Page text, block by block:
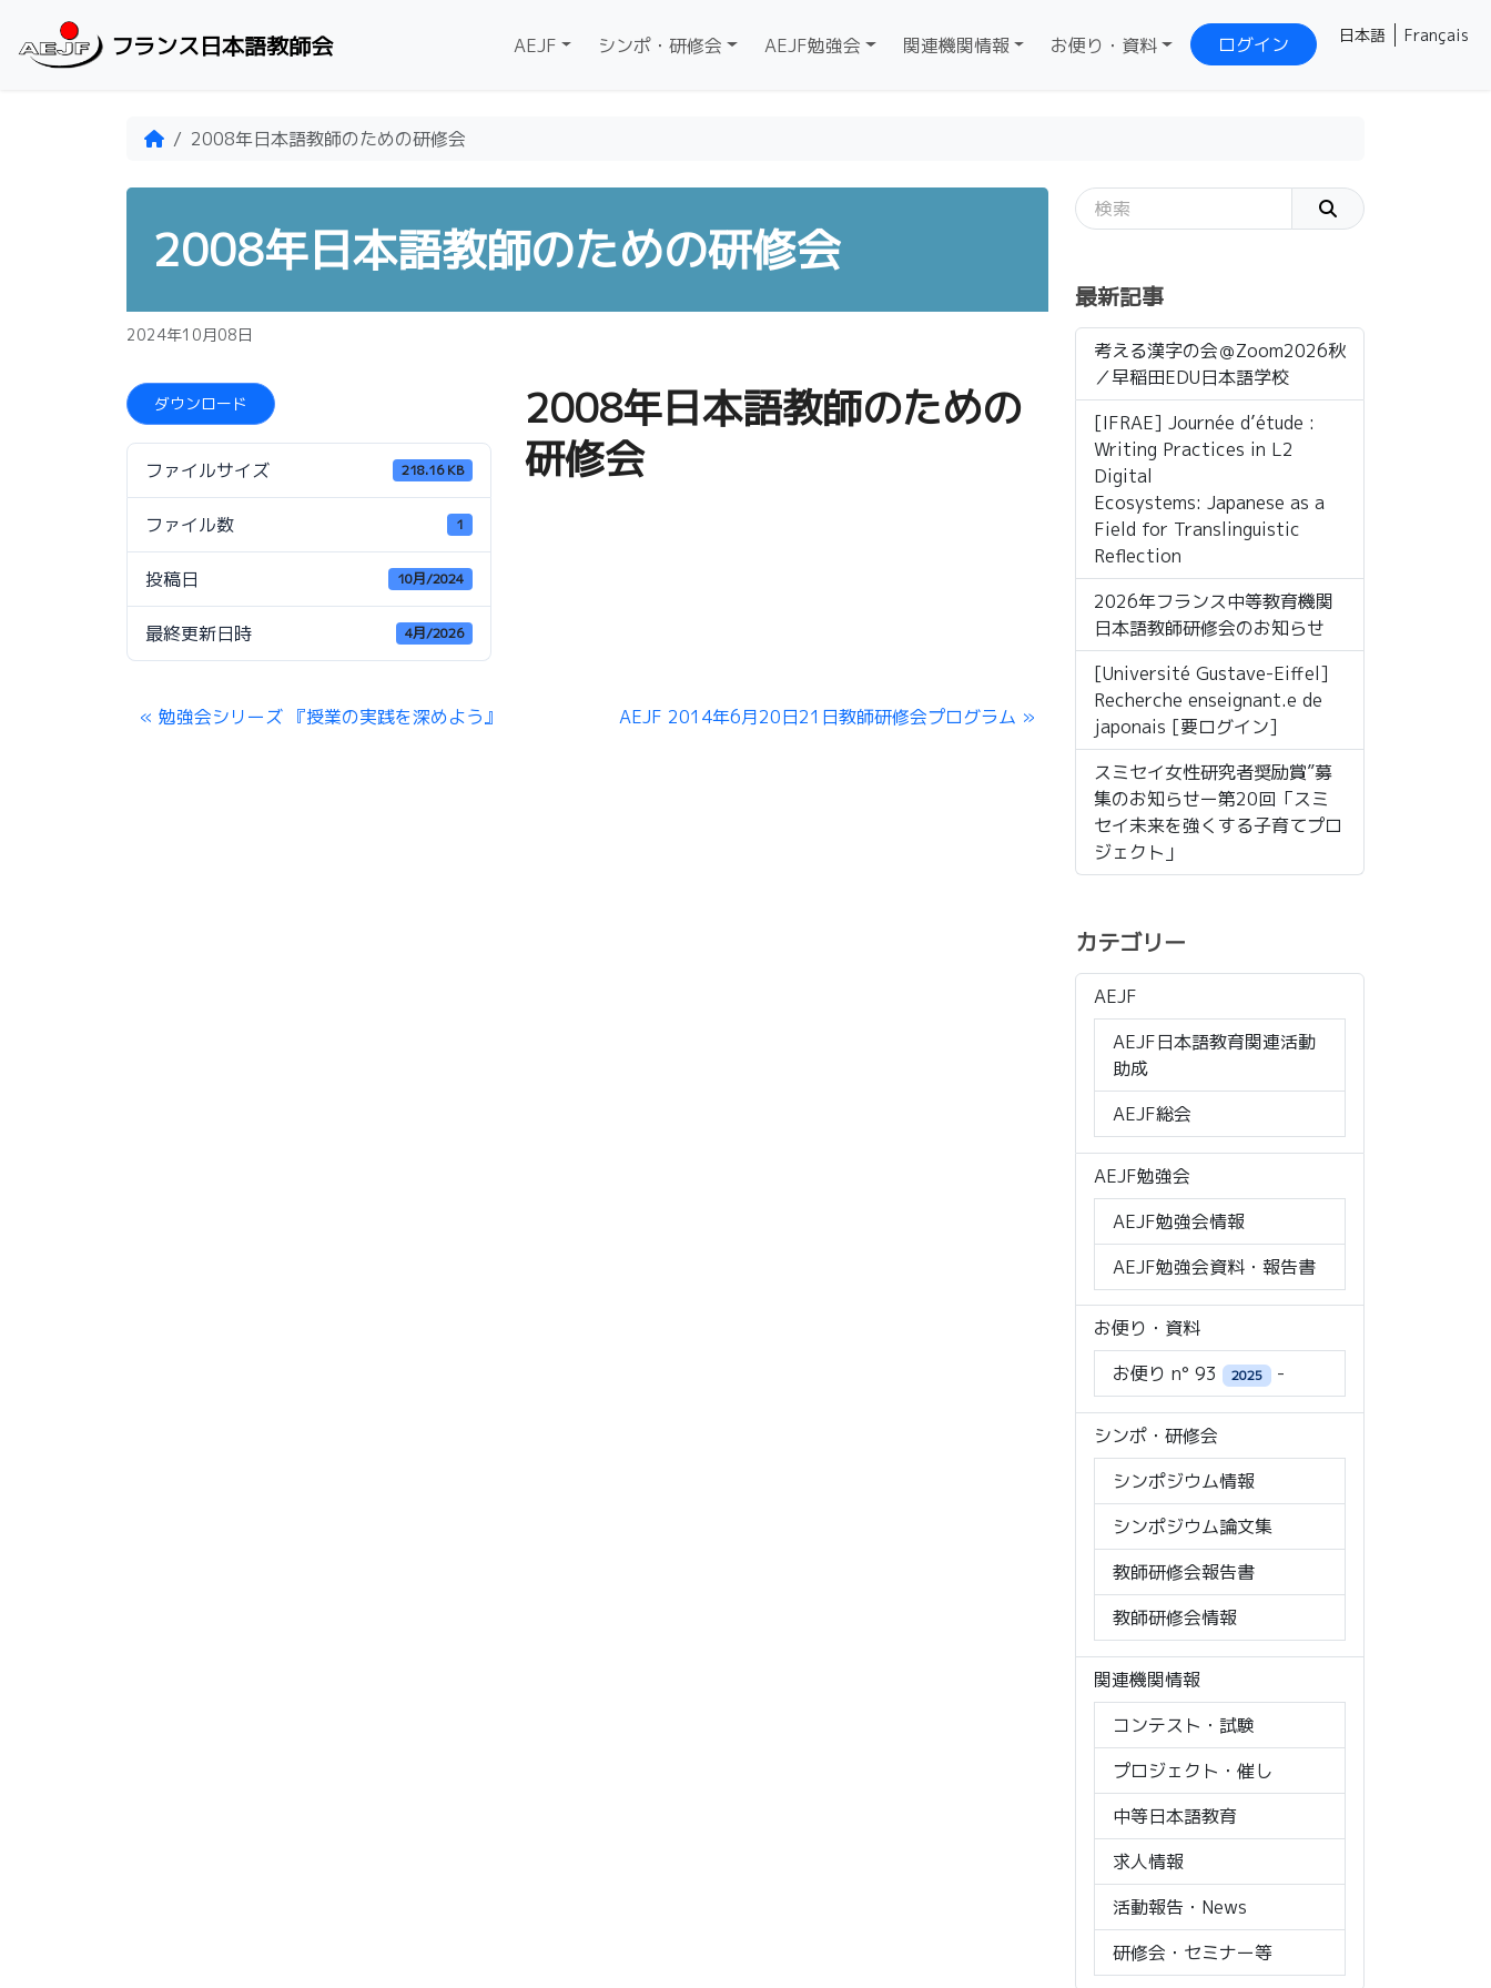
フランス日本語教師会 AEJF シンポ・研修会 AEJF勉強会 関連機関情報 お便り・資料 ログイン Français
日本語
Home2008年日本語教師のための研修会
2008年日本語教師のための研修会
2024年10月08日
ダウンロード
ファイルサイズ 218.16 KB
ファイル数 1
投稿日 10月/2024
最終更新日時 4月/2026
2008年日本語教師のための
研修会
勉強会シリーズ 『授業の実践を深めよう』 AEJF 2014年6月20日21日教師研修会プログラム
最新記事
考える漢字の会＠Zoom2026秋
／早稲田EDU日本語学校
[IFRAE] Journée d’étude :
Writing Practices in L2
Digital
Ecosystems: Japanese as a
Field for Translinguistic
Reflection
2026年フランス中等教育機関
日本語教師研修会のお知らせ
[Université Gustave-Eiffel]
Recherche enseignant.e de
japonais [要ログイン]
スミセイ女性研究者奨励賞”募
集のお知らせー第20回「スミ
セイ未来を強くする子育てプロ
ジェクト」
カテゴリー
AEJF
AEJF日本語教育関連活動
助成
AEJF総会
AEJF勉強会
AEJF勉強会情報
AEJF勉強会資料・報告書
お便り・資料
お便り n° 93
2025 -
シンポ・研修会
シンポジウム情報
シンポジウム論文集
教師研修会報告書
教師研修会情報
関連機関情報
コンテスト・試験
プロジェクト・催し
中等日本語教育
求人情報
活動報告・News
研修会・セミナー等